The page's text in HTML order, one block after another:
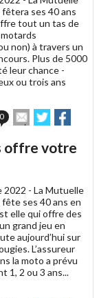
ses 40 ans
tout un tas de
non) à travers un
Plus de 5000
leur chance -
ou trois ans
0
Envoyer
cet
à
Partager
sur sur
offre votre
2022 - La Mutuelle
ses 40 ans en
elle qui offre des
grand jeu en
aujourd’hui sur
L’assureur
la moto a prévu
1, 2 ou 3 ans...